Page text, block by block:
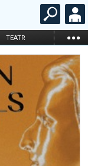
TEATR ...
KARNETY